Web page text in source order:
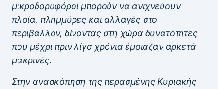
μικροδορυφόροι μπορούν να ανιχνεύουν
πλοία, πλημμύρες και αλλαγές στο
περιβάλλον, δίνοντας στη χώρα δυνατότητες
που μέχρι πριν λίγα χρόνια έμοιαζαν αρκετά
μακρινές.
Στην ανασκόπηση της περασμένης Κυριακής